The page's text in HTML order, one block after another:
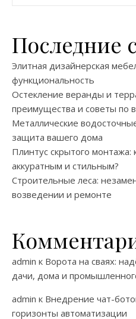
Последние
Элитная дизайнерская
функциональность
Остекление веранды и
преимущества и советы по
Металлические
защита вашего дома
Плинтус скрытого монтажа:
аккуратным и стильным?
Строительные леса:
возведении и ремонте
admin к Ворота на сваях:
дачи, дома и
admin к Внедрение чат-
горизонты автоматизации